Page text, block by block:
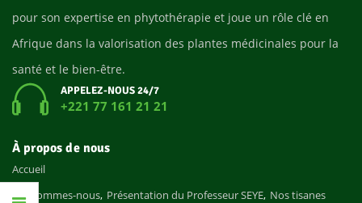
pour son expertise en phytothérapie et joue un rôle clé en
Afrique dans la valorisation des plantes médicinales pour la
santé et le bien-être.
APPELEZ-NOUS 24/7
+221 77 161 21 21
À propos de nous
Accueil
Qui sommes-nous Présentation du Professeur SEYE Nos tisanes